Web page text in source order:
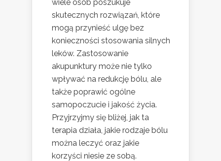
wiele osób poszukuje
skutecznych rozwiązań, które
mogą przynieść ulgę bez
konieczności stosowania silnych
leków. Zastosowanie
akupunktury może nie tylko
wpływać na redukcję bólu, ale
także poprawić ogólne
samopoczucie i jakość życia.
Przyjrzyjmy się bliżej, jak ta
terapia działa, jakie rodzaje bólu
można leczyć oraz jakie
korzyści niesie ze sobą.